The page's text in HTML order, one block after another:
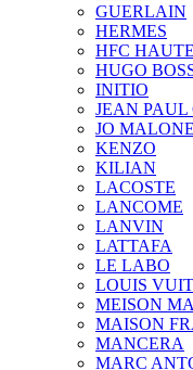
GUERLAIN
HERMES
HFC
HUGO
INITIO
JEAN PAUL
JO MALONE
KENZO
KILIAN
LACOSTE
LANCOME
LANVIN
LATTAFA
LE LABO
LOUIS
MEISON
MAISON
MANCERA
MARC